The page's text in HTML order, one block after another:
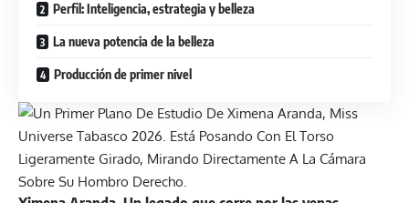
Perfil: Inteligencia, estrategia y belleza
La nueva potencia de la belleza
Producción de primer nivel